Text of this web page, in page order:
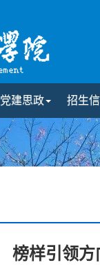
党建思政 招生
榜样引领